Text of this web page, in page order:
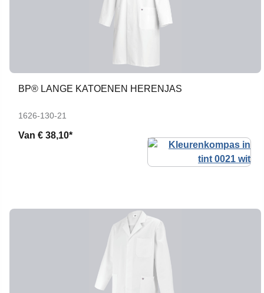
BP® LANGE KATOENEN HERENJAS
1626-130-21
Van € 38,10*